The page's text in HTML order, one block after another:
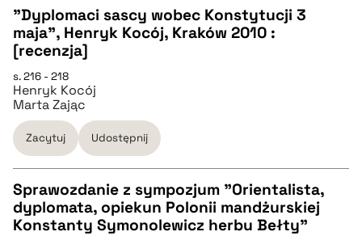
pobierz cytat
CZYSTY TEKST
pobierz cytat
BIBTEX
pobierz cytat
"Dyplomaci sascy wobec Konstytucji 3
maja", Henryk Kocój, Kraków 2010 :
[recenzja]
s. 216 - 218
Henryk Kocój
Marta Zając
Zacytuj Udostępnij
CZYSTY TEKST
Sprawozdanie z sympozjum "Orientalista,
dyplomata, opiekun Polonii mandżurskiej
Konstanty Symonolewicz herbu Bełty"